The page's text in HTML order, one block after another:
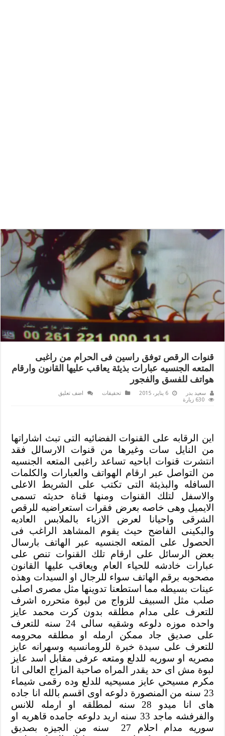
قنوات الرقص توفق راسين فى الحرام من راغبى
المتعه الجنسيه عبارات بذيئة يعاقب عليها القانون وارقام
هواتف للفسق والفجور
سعيد بدر 6 يناير، 2015 تحقيقات
اضف تعليق
630 زيارة
اين الرقابه على القنوات الفضائيه التى تبث اشاراتها
من النايل سات وغيرها من قنوات الارسالل فقد
انتشرت قنوات اباحيه تساعد راغبى المتعه الجنسيه
من التواصل عبر ارقام الهواتف والعبارات والكلمات
السافله والبذيئة التى تكتب على الشريط الاعلى
والاسفل لتلك القنوات ومنها قناة حديثه تسمى
الايميل وهى خاصه بعرض فقرات استعراضيه للرقص
الشرقى واحيانا لعرض الازياء بالملابس العاديه
والبكينى الفاضح حيث يقوم المشاهد الراغب فى
الحصول على المتعه الجنسيه عبر الهاتف بارسال
بعض الرسائل على ارقام تلك القنوات تنص على
عبارات خادشه للحياء العام ويعاقب عليها القانون
مصحوبه برقم الهاتف سواء للرجال او السيدات وهذه
عينات بسيطه مما استطعنا تدوينها مثل مصرى اصلى
صلب مثل السبيف للزواج من لبوة متحرره اشرف
للتعرف على مدام مطلقه بدون كرت محمد عايز
واحده موزه دلوعه وشقيه سالى 24 سنه للتعرف
على صديق جاد ممكن ارمله او مطلقه محرومه
للتعرف على سيدة خبرة للرومانسيه وسهرانه عايز
مصريه او سوريه للدلع ومتعه عرفى مقابل اسد عايز
لبوة مش اى حد يقدر المراه صاحبة المزاج العالى انا
مكرم مسيحي عايز مسيحيه للدلع وده رقمى شيماء
23 سنه من المنصورة دلوعه اوى اقسم بالله انا جاده
هاى انا ميدو 28 سنه لمطلقه او ارمله للانس
والفرفشه ماجد 33 سنه اريد دلوعه جامده قاهريه او
سوريه مدام احلام 27 سنه من الجيزه بصديق